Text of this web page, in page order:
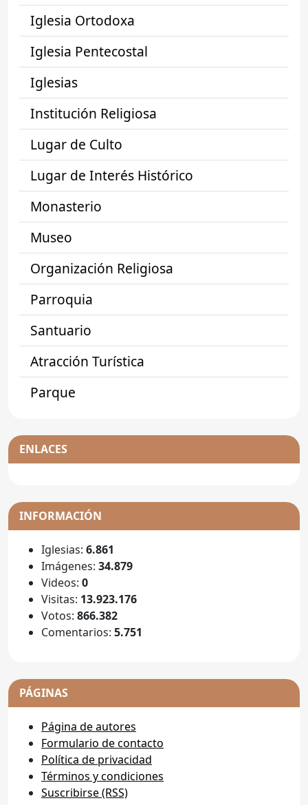
Iglesia Ortodoxa
Iglesia Pentecostal
Iglesias
Institución Religiosa
Lugar de Culto
Lugar de Interés Histórico
Monasterio
Museo
Organización Religiosa
Parroquia
Santuario
Atracción Turística
Parque
ENLACES
INFORMACIÓN
Iglesias: 6.861
Imágenes: 34.879
Videos: 0
Visitas: 13.923.176
Votos: 866.382
Comentarios: 5.751
PÁGINAS
Página de autores
Formulario de contacto
Política de privacidad
Términos y condiciones
Suscribirse (RSS)